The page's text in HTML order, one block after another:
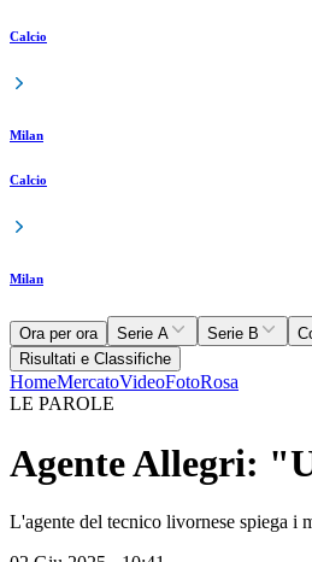
Calcio
Milan
Calcio
Milan
Ora per ora Serie A Serie B
Risultati e Classifiche
HomeMercatoVideoFotoRosa
LE PAROLE
Agente Allegri:
L'agente del tecnico livornese spiega i